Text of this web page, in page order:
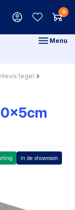
0
Menu
tegel
In de showroom